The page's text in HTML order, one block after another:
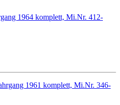
1964 komplett, Mi.Nr. 412-